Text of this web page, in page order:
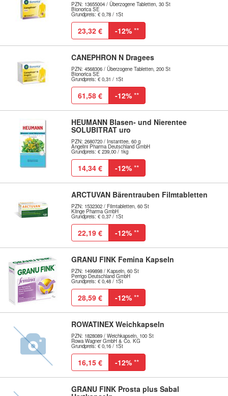
PZN: 13655004 / Überzogene Tabletten, 30 St
Bionorica SE
Grundpreis: € 0,78 / 1St
23,32 € -12% **
CANEPHRON N Dragees
PZN: 4568306 / Überzogene Tabletten, 200 St
Bionorica SE
Grundpreis: € 0,31 / 1St
61,58 € -12% **
HEUMANN Blasen- und Nierentee
SOLUBITRAT uro
PZN: 2680720 / Instanttee, 60 g
Angelini Pharma Deutschland GmbH
Grundpreis: € 239,00 / 1kg
14,34 € -12% **
ARCTUVAN Bärentrauben Filmtabletten
PZN: 1532302 / Filmtabletten, 60 St
Klinge Pharma GmbH
Grundpreis: € 0,37 / 1St
22,19 € -12% **
GRANU FINK Femina Kapseln
PZN: 1499898 / Kapseln, 60 St
Perrigo Deutschland GmbH
Grundpreis: € 0,48 / 1St
28,59 € -12% **
ROWATINEX Weichkapseln
PZN: 1828089 / Weichkapseln, 100 St
Rowa Wagner GmbH & Co. KG
Grundpreis: € 0,16 / 1St
16,15 € -12% **
GRANU FINK Prosta plus Sabal